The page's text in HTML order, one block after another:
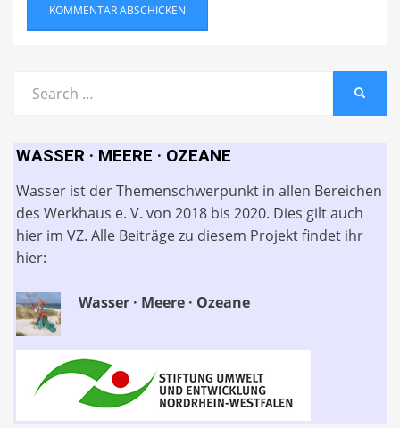
for:
WASSER · MEERE · OZEANE
Wasser ist der Themenschwerpunkt in allen Bereichen
des Werkhaus e. V. von 2018 bis 2020. Dies gilt auch
hier im VZ. Alle Beiträge zu diesem Projekt findet ihr
hier:
Wasser · Meere · Ozeane